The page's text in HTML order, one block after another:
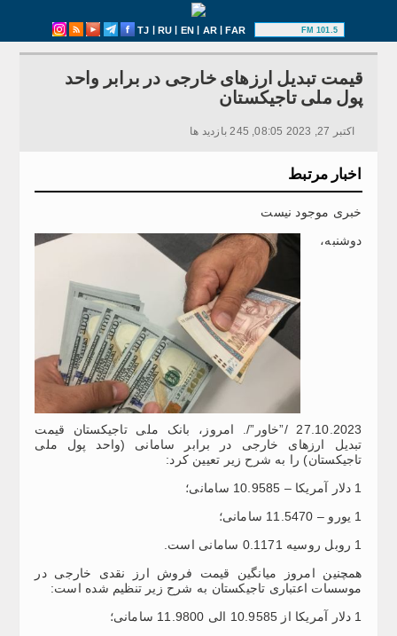
TJ | RU | EN | AR|FAR 101.5 FM
قیمت تبدیل ارزهای خارجی در برابر واحد
پول ملی تاجیکستان
اکتبر 27, 2023 08:05, 245 بازدید ها
اخبار مرتبط
خبری موجود نیست
دوشنبه،
27.10.2023 /”خاور”/. امروز، بانک ملی تاجیکستان قیمت
تبدیل ارزهای خارجی در برابر سامانی (واحد پول ملی
تاجیکستان) را به شرح زیر تعیین کرد:
1 دلار آمریکا – 10.9585 سامانی؛
1 یورو – 11.5470 سامانی؛
1 روبل روسیه 0.1171 سامانی است.
همچنین امروز میانگین قیمت فروش ارز نقدی خارجی در
موسسات اعتباری تاجیکستان به شرح زیر تنظیم شده است:
1 دلار آمریکا از 10.9585 الی 11.9800 سامانی؛